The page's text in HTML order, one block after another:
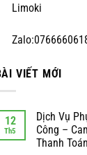
Limoki
VIẾT MỚI
12
Th5
Dịch Vụ
Công –
Thanh Toán